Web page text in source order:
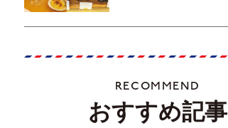
RECOMMEND
おすすめ記事